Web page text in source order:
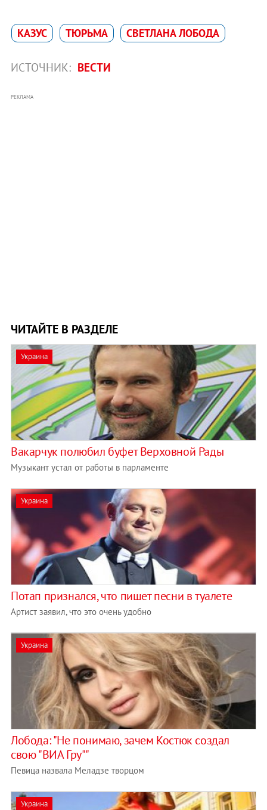
КАЗУС ТЮРЬМА СВЕТЛАНА ЛОБОДА
ИСТОЧНИК: ВЕСТИ
РЕКЛАМА
ЧИТАЙТЕ В РАЗДЕЛЕ
Украина
Вакарчук полюбил буфет Верховной Рады
Музыкант устал от работы в парламенте
Украина
Потап признался, что пишет песни в туалете
Артист заявил, что это очень удобно
Украина
Лобода: "Не понимаю, зачем Костюк создал
свою "ВИА Гру""
Певица назвала Меладзе творцом
Украина